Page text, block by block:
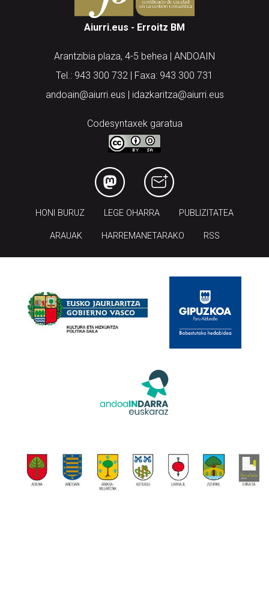
Aiurri.eus - Erroitz BM
Arantzibia plaza, 4-5 behea | ANDOAIN
Tel.: 943 300 732 | Faxa: 943 300 731
andoain@aiurri.eus | idazkaritza@aiurri.eus
Codesyntaxek garatua
HONI BURUZ LEGE OHARRA PUBLIZITATEA
ARAUAK HARREMANETARAKO RSS